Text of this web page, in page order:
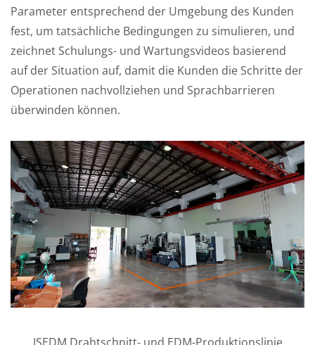
Parameter entsprechend der Umgebung des Kunden
fest, um tatsächliche Bedingungen zu simulieren, und
zeichnet Schulungs- und Wartungsvideos basierend
auf der Situation auf, damit die Kunden die Schritte der
Operationen nachvollziehen und Sprachbarrieren
überwinden können.